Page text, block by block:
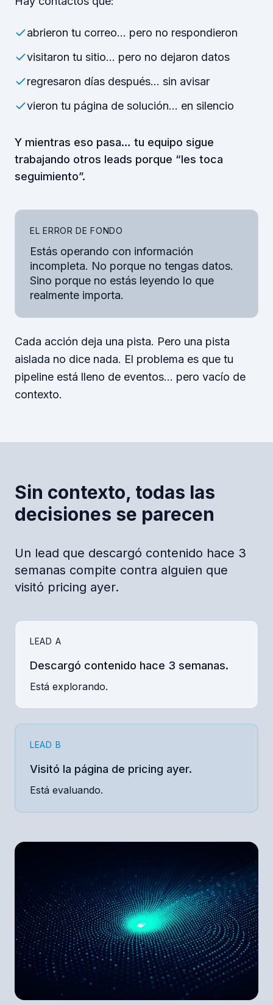
abrieron tu correo… pero no respondieron
visitaron tu sitio… pero no dejaron datos
regresaron días después… sin avisar
vieron tu página de solución… en silencio
Y mientras eso pasa… tu equipo sigue
trabajando otros leads porque “les toca
seguimiento”.
EL ERROR DE FONDO
Estás operando con información
incompleta. No porque no tengas datos.
Sino porque no estás leyendo lo que
realmente importa.
Cada acción deja una pista. Pero una pista
aislada no dice nada. El problema es que tu
pipeline está lleno de eventos… pero vacío de
contexto.
Sin contexto, todas las
decisiones se parecen
Un lead que descargó contenido hace 3
semanas compite contra alguien que
visitó pricing ayer.
LEAD A
Descargó contenido hace 3 semanas.
Está explorando.
LEAD B
Visitó la página de pricing ayer.
Está evaluando.